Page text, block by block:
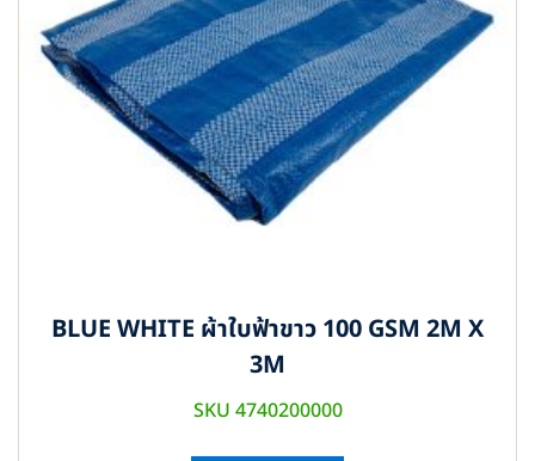
BLUE WHITE ผ้าใบฟ้าขาว 100 GSM 2M X
3M
SKU 4740200000